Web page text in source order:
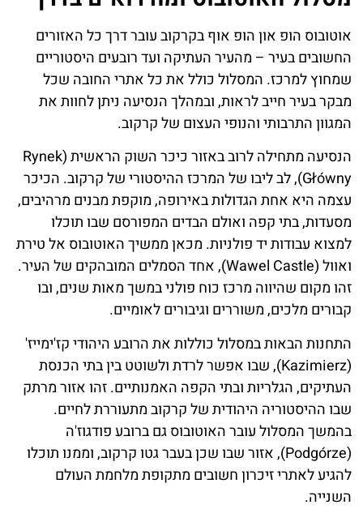
אוטובוס הופ און הופ אוף בקרקוב עובר דרך כל האזורים
החשובים בעיר – מהעיר העתיקה ועד רובעים היסטוריים
שמחוץ למרכז. המסלול כולל את כל אתרי החובה שכל
מבקר בעיר חייב לראות, ובמהלך הנסיעה ניתן לחוות את
המגוון התרבותי והנופי העצום של קרקוב.
הנסיעה מתחילה לרוב באזור כיכר השוק הראשית (Rynek
Główny), לב ליבו של המרכז ההיסטורי של קרקוב. הכיכר
עצמה היא אחת הגדולות באירופה, מוקפת מבנים מרהיבים,
מסעדות, בתי קפה ואולם הבדים המפורסם שבו תוכלו
למצוא עבודות יד פולניות. מכאן ממשיך האוטובוס אל טירת
ואוול (Wawel Castle), אחד הסמלים המובהקים של העיר.
זהו מקום שהיווה מרכז כוח פולני במשך מאות שנים, ובו
קבורים מלכים, משוררים וגיבורים לאומיים.
התחנות הבאות במסלול כוללות את הרובע היהודי קז'ימייז'
(Kazimierz), שבו אפשר לרדת ולשוטט בין בתי הכנסת
העתיקים, הגלריות ובתי הקפה האמנותיים. זהו אזור מרתק
שבו ההיסטוריה היהודית של קרקוב מתעוררת לחיים.
בהמשך המסלול עובר האוטובוס גם ברובע פודגוז'ה
(Podgórze), אזור שבו שכן בעבר גטו קרקוב, וממנו תוכלו
להגיע לאתרי זיכרון חשובים מתקופת מלחמת העולם
השנייה.